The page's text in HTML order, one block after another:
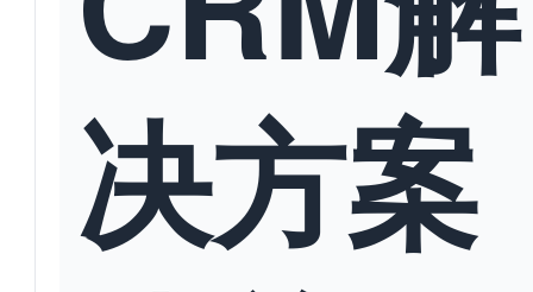
决方案